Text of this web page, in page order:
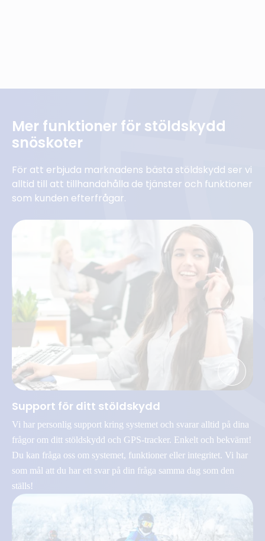
Mer funktioner för stöldskydd
snöskoter
För att erbjuda marknadens bästa stöldskydd ser vi
alltid till att tillhandahålla de tjänster och funktioner
som kunden efterfrågar.
Support för ditt stöldskydd
Vi har personlig support kring systemet och svarar alltid på dina
frågor om ditt stöldskydd och GPS-tracker. Enkelt och bekvämt!
Du kan fråga oss om systemet, funktioner eller integritet. Vi har
som mål att du har ett svar på din fråga samma dag som den
ställs!